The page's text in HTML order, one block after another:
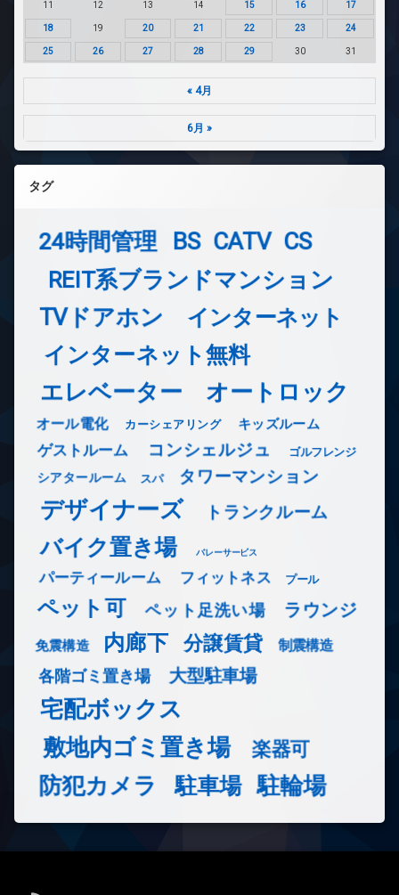
11 12 13 14 15 16 17
18 19 20 21 22 23 24
25 26 27 28 29 30 31
« 4月
6月 »
タグ
24時間管理 BS CATV CS
REIT系ブランドマンション
TVドアホン
インターネット
インターネット無料
エレベーター オートロック
オール電化 カーシェアリング キッズルーム
ゲストルーム コンシェルジュ ゴルフレンジ
シアタールーム スパ タワーマンション
デザイナーズ トランクルーム
バイク置き場 バレーサービス
パーティールーム フィットネス プール
ペット可 ペット足洗い場 ラウンジ
免震構造 内廊下 分譲賃貸 制震構造
各階ゴミ置き場 大型駐車場
宅配ボックス
敷地内ゴミ置き場
楽器可
防犯カメラ 駐車場 駐輪場